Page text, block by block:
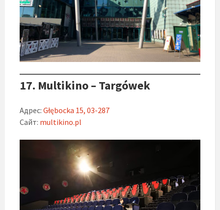
17. Multikino – Targówek
Адрес: Głębocka 15, 03-287
Сайт: multikino.pl